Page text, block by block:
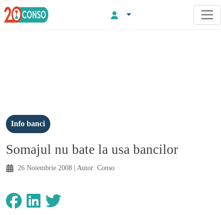
Info banci
Somajul nu bate la usa bancilor
26 Noiembrie 2008 | Autor: Conso